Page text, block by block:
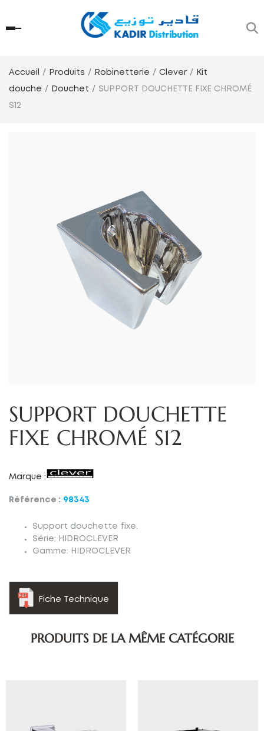
Accueil Produits Robinetterie Clever Kit
douche Douchet SUPPORT DOUCHETTE FIXE CHROMÉ
S12
SUPPORT DOUCHETTE
FIXE CHROMÉ S12
Marque :
Référence : 98343
Support douchette fixe.
Série: HIDROCLEVER
Gamme: HIDROCLEVER
Fiche Technique
PRODUITS DE LA MÊME CATÉGORIE